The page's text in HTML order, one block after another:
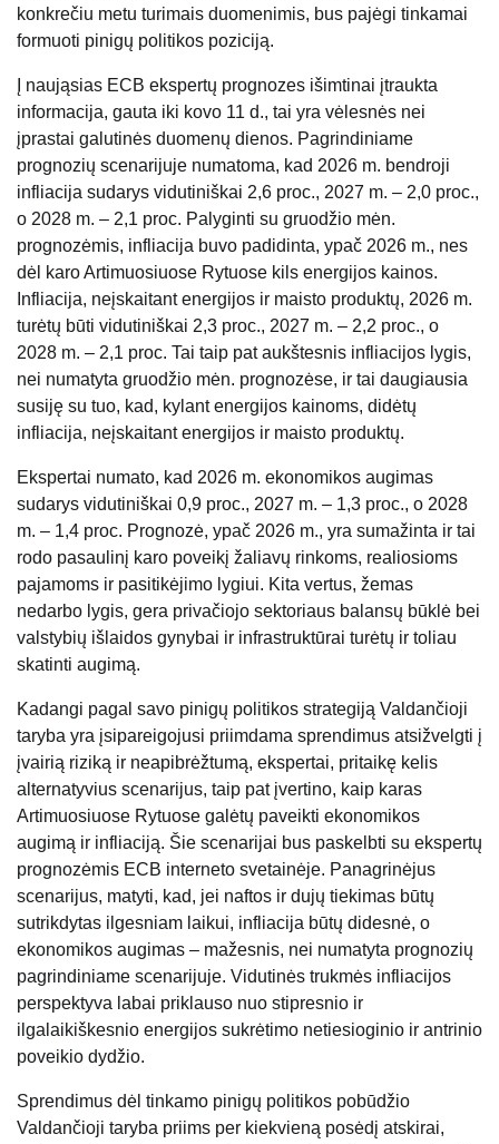
konkrečiu metu turimais duomenimis, bus pajėgi tinkamai
formuoti pinigų politikos poziciją.
Į naująsias ECB ekspertų prognozes išimtinai įtraukta
informacija, gauta iki kovo 11 d., tai yra vėlesnės nei
įprastai galutinės duomenų dienos. Pagrindiniame
prognozių scenarijuje numatoma, kad 2026 m. bendroji
infliacija sudarys vidutiniškai 2,6 proc., 2027 m. – 2,0 proc.,
o 2028 m. – 2,1 proc. Palyginti su gruodžio mėn.
prognozėmis, infliacija buvo padidinta, ypač 2026 m., nes
dėl karo Artimuosiuose Rytuose kils energijos kainos.
Infliacija, neįskaitant energijos ir maisto produktų, 2026 m.
turėtų būti vidutiniškai 2,3 proc., 2027 m. – 2,2 proc., o
2028 m. – 2,1 proc. Tai taip pat aukštesnis infliacijos lygis,
nei numatyta gruodžio mėn. prognozėse, ir tai daugiausia
susiję su tuo, kad, kylant energijos kainoms, didėtų
infliacija, neįskaitant energijos ir maisto produktų.
Ekspertai numato, kad 2026 m. ekonomikos augimas
sudarys vidutiniškai 0,9 proc., 2027 m. – 1,3 proc., o 2028
m. – 1,4 proc. Prognozė, ypač 2026 m., yra sumažinta ir tai
rodo pasaulinį karo poveikį žaliavų rinkoms, realiosioms
pajamoms ir pasitikėjimo lygiui. Kita vertus, žemas
nedarbo lygis, gera privačiojo sektoriaus balansų būklė bei
valstybių išlaidos gynybai ir infrastruktūrai turėtų ir toliau
skatinti augimą.
Kadangi pagal savo pinigų politikos strategiją Valdančioji
taryba yra įsipareigojusi priimdama sprendimus atsižvelgti į
įvairią riziką ir neapibrėžtumą, ekspertai, pritaikę kelis
alternatyvius scenarijus, taip pat įvertino, kaip karas
Artimuosiuose Rytuose galėtų paveikti ekonomikos
augimą ir infliaciją. Šie scenarijai bus paskelbti su ekspertų
prognozėmis ECB interneto svetainėje. Panagrinėjus
scenarijus, matyti, kad, jei naftos ir dujų tiekimas būtų
sutrikdytas ilgesniam laikui, infliacija būtų didesnė, o
ekonomikos augimas – mažesnis, nei numatyta prognozių
pagrindiniame scenarijuje. Vidutinės trukmės infliacijos
perspektyva labai priklauso nuo stipresnio ir
ilgalaikiškesnio energijos sukrėtimo netiesioginio ir antrinio
poveikio dydžio.
Sprendimus dėl tinkamo pinigų politikos pobūdžio
Valdančioji taryba priims per kiekvieną posėdį atskirai,